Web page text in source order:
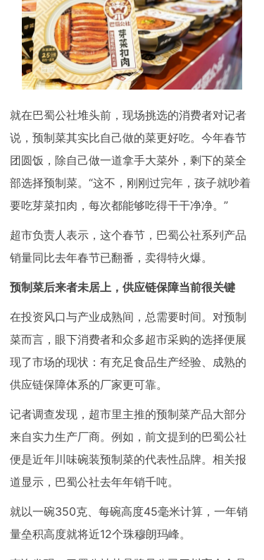
就在巴蜀公社堆头前，现场挑选的消费者对记者
说，预制菜其实比自己做的菜更好吃。今年春节
团圆饭，除自己做一道拿手大菜外，剩下的菜全
部选择预制菜。“这不，刚刚过完年，孩子就吵着
要吃芽菜扣肉，每次都能够吃得干干净净。”
超市负责人表示，这个春节，巴蜀公社系列产品
销量同比去年春节已翻番，卖得特火爆。
预制菜后来者未居上，供应链保障当前很关键
在投资风口与产业成熟间，总需要时间。对预制
菜而言，眼下消费者和众多超市采购的选择便展
现了市场的现状：有充足食品生产经验、成熟的
供应链保障体系的厂家更可靠。
记者调查发现，超市里主推的预制菜产品大部分
来自实力生产厂商。例如，前文提到的巴蜀公社
便是近年川味碗装预制菜的代表性品牌。相关报
道显示，巴蜀公社去年年销千吨。
就以一碗350克、每碗高度45毫米计算，一年销
量垒积高度就将近12个珠穆朗玛峰。